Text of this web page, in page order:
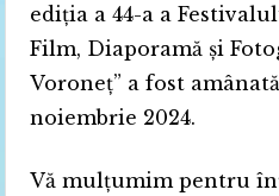
ediția a 44-a a
Film, Diaporamă și
Voroneț” a fost
noiembrie 2024.
Vă mulțumim pentru